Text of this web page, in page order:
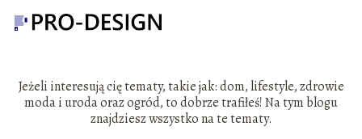
Jeżeli interesują cię tematy, takie jak: dom, lifestyle, zdrowie
moda i uroda oraz ogród, to dobrze trafiłeś! Na tym blogu
znajdziesz wszystko na te tematy.